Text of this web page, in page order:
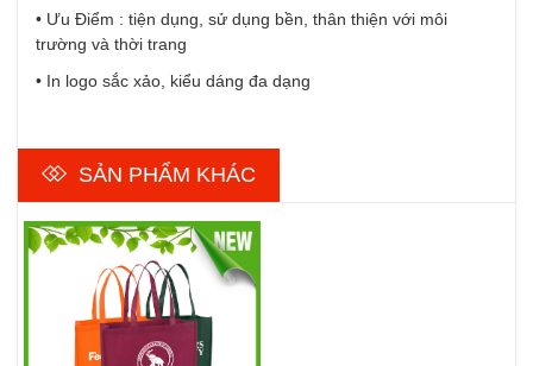
• Ưu Điểm : tiện dụng, sử dụng bền, thân thiện với môi
trường và thời trang
• In logo sắc xảo, kiểu dáng đa dạng
SẢN PHẨM KHÁC